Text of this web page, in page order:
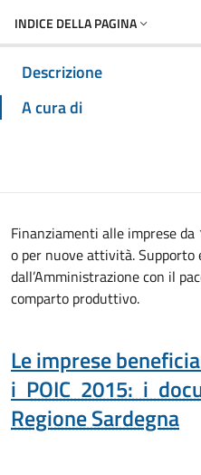
INDICE DELLA PAGINA
Descrizione
A cura di
Finanziamenti alle imprese
o per nuove attività.
dall’Amministrazione con il
comparto produttivo.
Le imprese
i POIC 2015: i
Regione Sardegna